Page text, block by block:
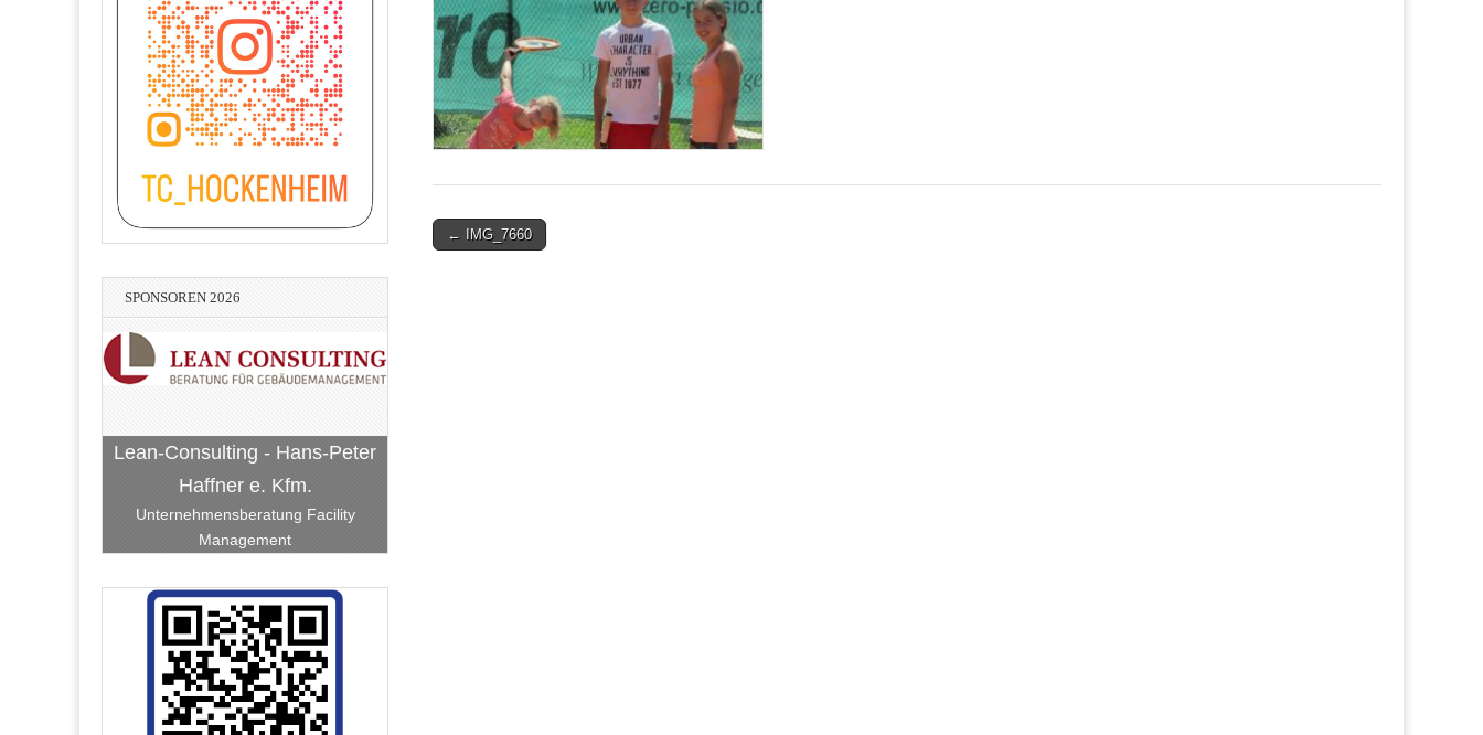
Post← IMG_7660
SPONSOREN 2026
Bach-Bellm-Heidrich-Becker
Lean-Consulting - Hans-Peter
Haffner e. Kfm.
Unternehmensberatung Facility
Management